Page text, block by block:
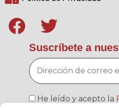
Suscríbete a
He leído y acepto la